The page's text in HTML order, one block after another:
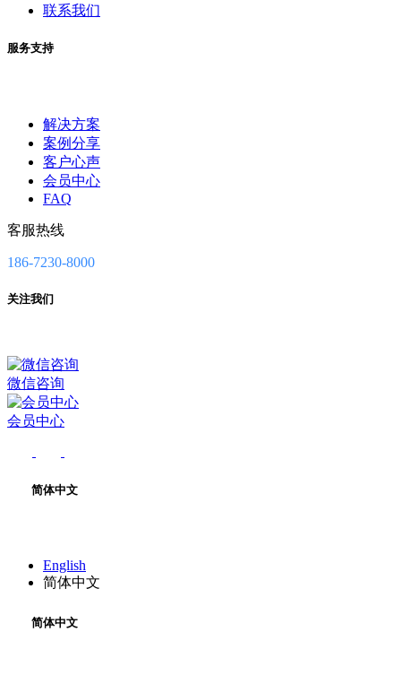
联系我们
服务支持
解决方案
案例分享
客户心声
会员中心
FAQ
客服热线
186-7230-8000
关注我们
微信咨询
会员中心
简体中文
English
简体中文
简体中文